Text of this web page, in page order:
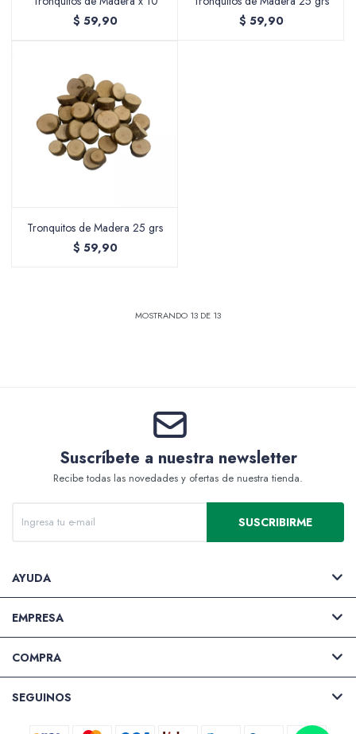
$ 59,90
$ 59,90
Tronquitos de Madera 25 grs
$ 59,90
MOSTRANDO 13 DE 13
Suscríbete a nuestra newsletter
Recibe todas las novedades y ofertas de nuestra tienda.
SUSCRIBIRME
AYUDA
EMPRESA
COMPRA
SEGUINOS